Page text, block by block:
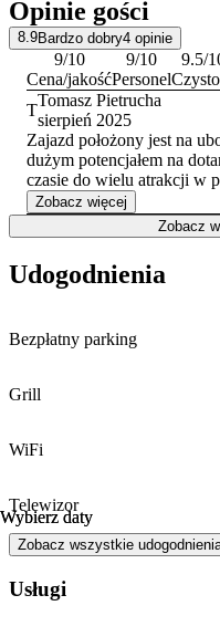
Opinie gości
8.9Bardzo dobry4 opinie
9/10
Cena/jakość
9/10
Personel
9.5/
T
Tomasz Pietrucha
sierpień 2025
Zajazd położony jest na
dużym potencjałem na
czasie do wielu atrakcji w pobliżu gór
izerskich i karkonoszy. W
niczym nie zmącony
Właściciele i jednocześnie
Zobacz więcej
Zobacz
Wybierz daty
Wybierz daty
Udogodnienia
Bezpłatny parking
Grill
WiFi
Telewizor
Zobacz wszystkie
Usługi